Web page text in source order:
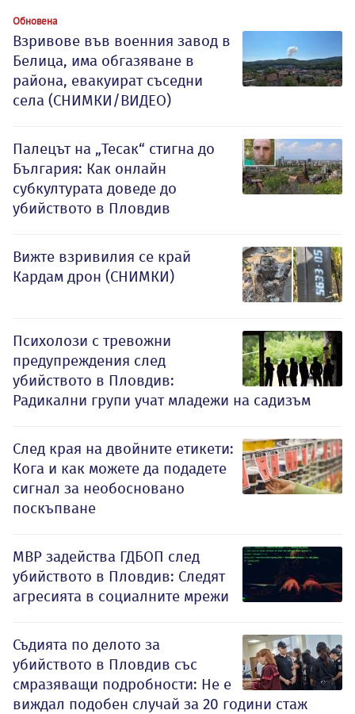
Обновена
Взривове във военния завод в
Белица, има обгазяване в
района, евакуират съседни
села (СНИМКИ/ВИДЕО)
Палецът на „Тесак“ стигна до
България: Как онлайн
субкултурата доведе до
убийството в Пловдив
Вижте взривилия се край
Кардам дрон (СНИМКИ)
Психолози с тревожни
предупреждения след
убийството в Пловдив:
Радикални групи учат младежи на садизъм
След края на двойните етикети:
Кога и как можете да подадете
сигнал за необосновано
поскъпване
МВР задейства ГДБОП след
убийството в Пловдив: Следят
агресията в социалните мрежи
Съдията по делото за
убийството в Пловдив със
смразяващи подробности: Не е
виждал подобен случай за 20 години стаж